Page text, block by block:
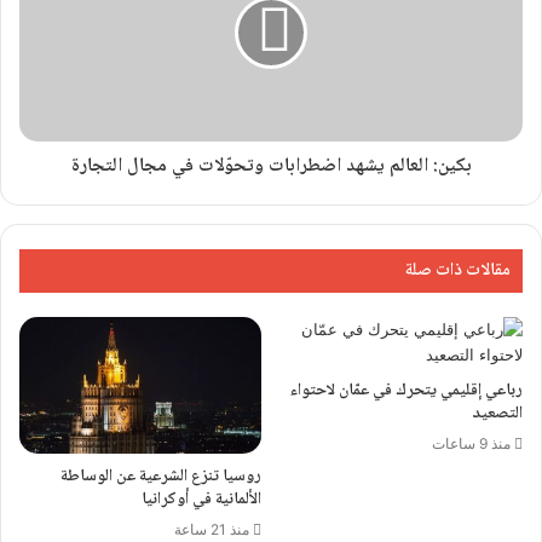
بكين: العالم يشهد اضطرابات وتحوّلات في مجال التجارة
مقالات ذات صلة
رباعي إقليمي يتحرك في عمّان لاحتواء
التصعيد
منذ 9 ساعات
روسيا تنزع الشرعية عن الوساطة
الألمانية في أوكرانيا
منذ 21 ساعة